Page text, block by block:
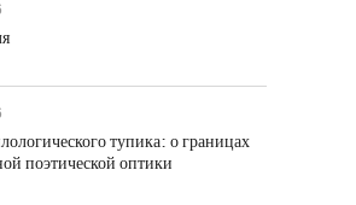
тупика: о границах
поэтической оптики